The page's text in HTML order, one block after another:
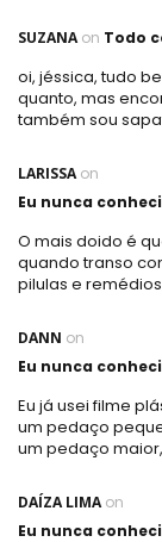
SUZANAon Todo
oi, jéssica, tudo
quanto, mas
também sou
LARISSAon
Eu nunca
O mais doido é
quando transo
pilulas e
DANN on
Eu nunca
Eu já usei filme
um pedaço
um pedaço
DAÍZA LIMAon
Eu nunca